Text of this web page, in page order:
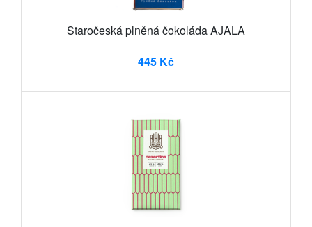
Staročeská plněná čokoláda AJALA
445 Kč